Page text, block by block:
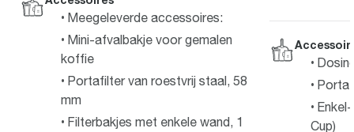
Meegeleverde accessoires:
Mini-afvalbakje voor gemalen
koffie
Portafilter van roestvrij staal, 58
mm
Filterbakjes met enkele wand, 1
Cup)